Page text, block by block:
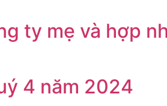
ty mẹ và hợp
4 năm 2024